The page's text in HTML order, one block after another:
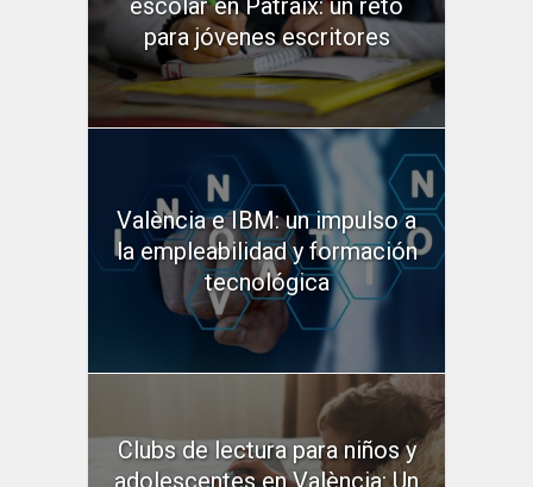
para jóvenes escritores
València e IBM: un impulso a
la empleabilidad y formación
tecnológica
Clubs de lectura para niños y
adolescentes en València: Un